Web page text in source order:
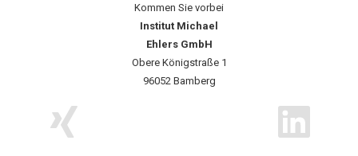
Kommen Sie vorbei
Institut Michael
Ehlers GmbH
Obere Königstraße 1
96052 Bamberg